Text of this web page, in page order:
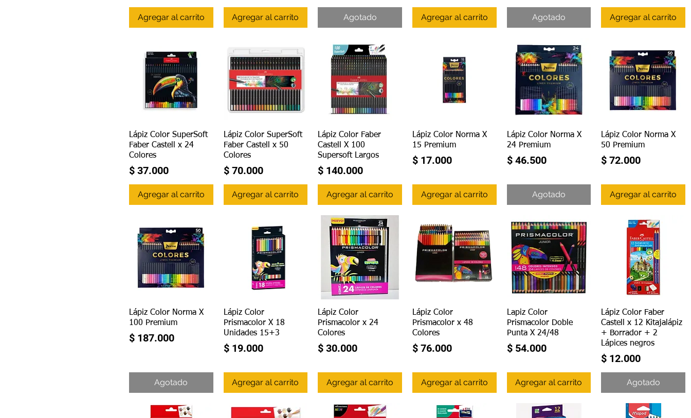
Agregar al carrito Agregar al carrito Agotado Agregar al carrito Agotado Agregar al carrito
Vista rápida
Lápiz Color SuperSoft
Faber Castell x 24
Colores
Precio
$ 37.000
Agregar al carrito
Vista rápida
Lápiz Color SuperSoft
Faber Castell x 50
Colores
Precio
$ 70.000
Agregar al carrito
Vista rápida
Lápiz Color Faber
Castell X 100
Supersoft Largos
Precio
$ 140.000
Agregar al carrito
Vista rápida
Lápiz Color Norma X
15 Premium
Precio
$ 17.000
Agregar al carrito
Vista rápida
Lápiz Color Norma X
24 Premium
Precio
$ 46.500
Agotado
Vista rápida
Lápiz Color Norma X
50 Premium
Precio
$ 72.000
Agregar al carrito
Vista rápida
Lápiz Color Norma X
100 Premium
Precio
$ 187.000
Agotado
Vista rápida
Lápiz Color
Prismacolor X 18
Unidades 15+3
Precio
$ 19.000
Agregar al carrito
Vista rápida
Lápiz Color
Prismacolor x 24
Colores
Precio
$ 30.000
Agregar al carrito
Vista rápida
Lápiz Color
Prismacolor x 48
Colores
Precio
$ 76.000
Agregar al carrito
Vista rápida
Lapiz Color
Prismacolor Doble
Punta X 24/48
Precio
$ 54.000
Agregar al carrito
Vista rápida
Lápiz Color Faber
Castell x 12 Kitajalápiz
+ Borrador + 2
Lápices negros
Precio
$ 12.000
Agotado